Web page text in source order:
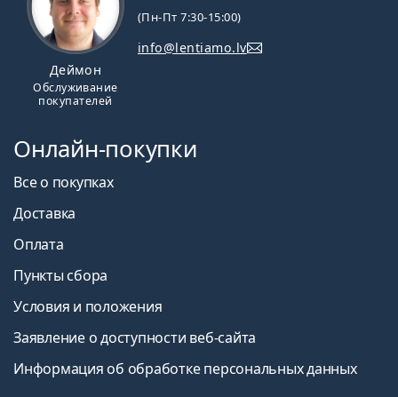
Деймон
Обслуживание
покупателей
(Пн-Пт 7:30-15:00)
info@lentiamo.lv
Онлайн-покупки
Все о покупках
Доставка
Оплата
Пункты сбора
Условия и положения
Заявление о доступности веб-сайта
Информация об обработке персональных данных